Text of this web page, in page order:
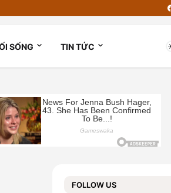
SỐNG TIN TỨC
FOLLOW US